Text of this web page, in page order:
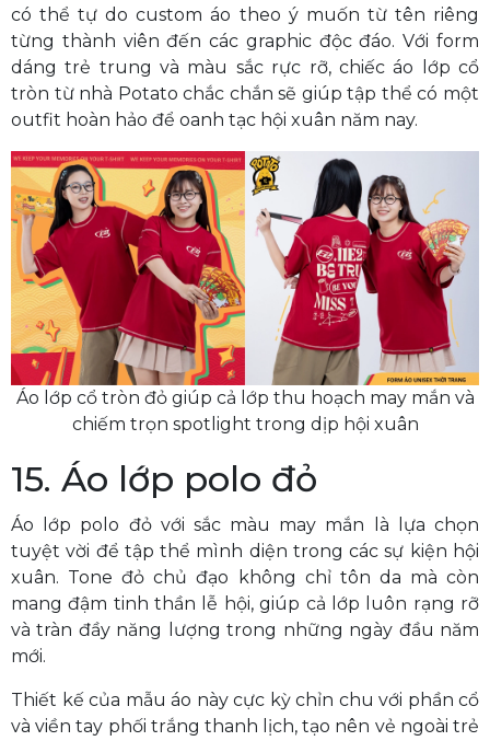
có thể tự do custom áo theo ý muốn từ tên riêng
từng thành viên đến các graphic độc đáo. Với form
dáng trẻ trung và màu sắc rực rỡ, chiếc áo lớp cổ
tròn từ nhà Potato chắc chắn sẽ giúp tập thể có một
outfit hoàn hảo để oanh tạc hội xuân năm nay.
Áo lớp cổ tròn đỏ giúp cả lớp thu hoạch may mắn và
chiếm trọn spotlight trong dịp hội xuân
15. Áo lớp polo đỏ
Áo lớp polo đỏ với sắc màu may mắn là lựa chọn
tuyệt vời để tập thể mình diện trong các sự kiện hội
xuân. Tone đỏ chủ đạo không chỉ tôn da mà còn
mang đậm tinh thần lễ hội, giúp cả lớp luôn rạng rỡ
và tràn đầy năng lượng trong những ngày đầu năm
mới.
Thiết kế của mẫu áo này cực kỳ chỉn chu với phần cổ
và viền tay phối trắng thanh lịch, tạo nên vẻ ngoài trẻ